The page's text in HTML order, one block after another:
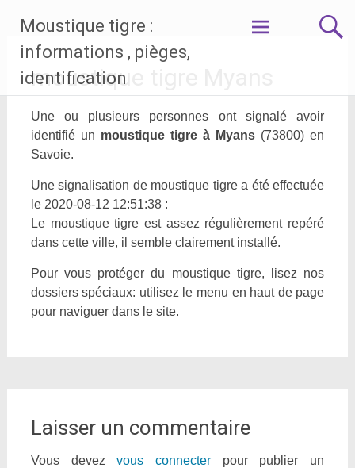
contenu
Moustique tigre :
informations , pièges,
identification
moustique tigre Myans
Une ou plusieurs personnes ont signalé avoir
identifié un moustique tigre à Myans (73800) en
Savoie.
Une signalisation de moustique tigre a été effectuée
le 2020-08-12 12:51:38 :
Le moustique tigre est assez régulièrement repéré
dans cette ville, il semble clairement installé.
Pour vous protéger du moustique tigre, lisez nos
dossiers spéciaux: utilisez le menu en haut de page
pour naviguer dans le site.
Laisser un commentaire
Vous devezvous connecter pour publier un